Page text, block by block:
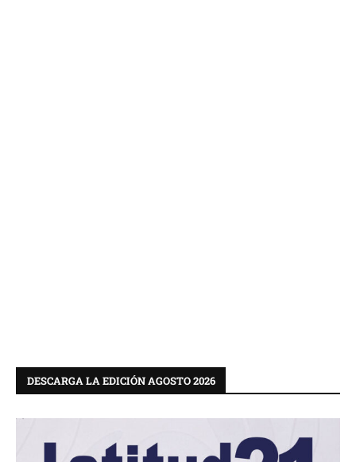
DESCARGA LA EDICIÓN AGOSTO 2026